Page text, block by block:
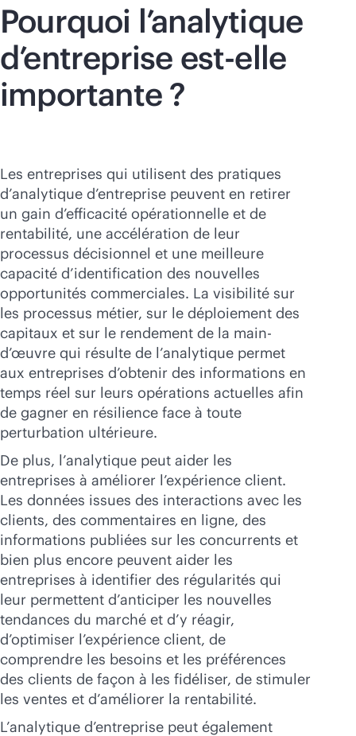
Pourquoi l’analytique
d’entreprise est-elle
importante ?
Les entreprises qui utilisent des pratiques
d’analytique d’entreprise peuvent en retirer
un gain d’efficacité opérationnelle et de
rentabilité, une accélération de leur
processus décisionnel et une meilleure
capacité d’identification des nouvelles
opportunités commerciales. La visibilité sur
les processus métier, sur le déploiement des
capitaux et sur le rendement de la main-
d’œuvre qui résulte de l’analytique permet
aux entreprises d’obtenir des informations en
temps réel sur leurs opérations actuelles afin
de gagner en résilience face à toute
perturbation ultérieure.
De plus, l’analytique peut aider les
entreprises à améliorer l’expérience client.
Les données issues des interactions avec les
clients, des commentaires en ligne, des
informations publiées sur les concurrents et
bien plus encore peuvent aider les
entreprises à identifier des régularités qui
leur permettent d’anticiper les nouvelles
tendances du marché et d’y réagir,
d’optimiser l’expérience client, de
comprendre les besoins et les préférences
des clients de façon à les fidéliser, de stimuler
les ventes et d’améliorer la rentabilité.
L’analytique d’entreprise peut également